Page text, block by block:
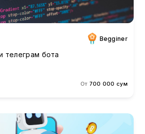
Begginer
телеграм бота
От 700 000 сум